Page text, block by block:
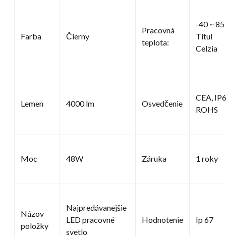
Farba Čierny
Pracovná
teplota:
-40 ~ 85
Titul
Celzia
Lemen 4000 lm Osvedčenie
CEA,
ROHS
Moc 48W Záruka 1 roky
Názov
položky
Najpredávanejšie
LED pracovné
svetlo
Hodnotenie Ip 67